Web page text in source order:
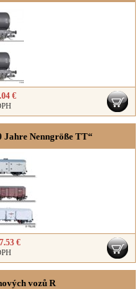
€
Jahre Nenngröße TT“
€
vozů R